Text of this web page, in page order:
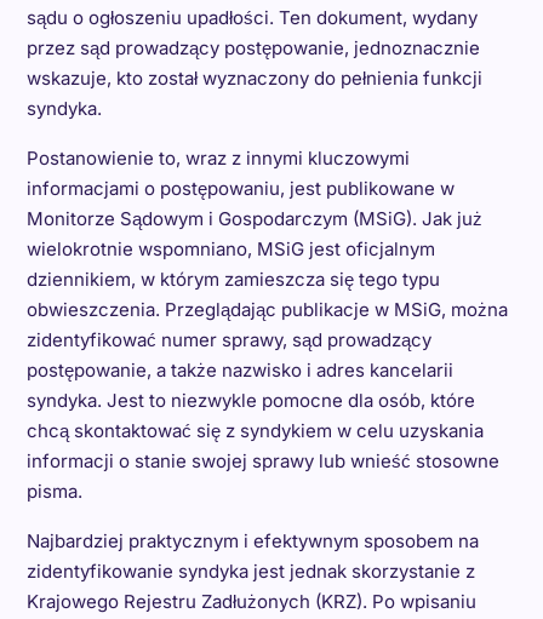
sądu o ogłoszeniu upadłości. Ten dokument, wydany
przez sąd prowadzący postępowanie, jednoznacznie
wskazuje, kto został wyznaczony do pełnienia funkcji
syndyka.
Postanowienie to, wraz z innymi kluczowymi
informacjami o postępowaniu, jest publikowane w
Monitorze Sądowym i Gospodarczym (MSiG). Jak już
wielokrotnie wspomniano, MSiG jest oficjalnym
dziennikiem, w którym zamieszcza się tego typu
obwieszczenia. Przeglądając publikacje w MSiG, można
zidentyfikować numer sprawy, sąd prowadzący
postępowanie, a także nazwisko i adres kancelarii
syndyka. Jest to niezwykle pomocne dla osób, które
chcą skontaktować się z syndykiem w celu uzyskania
informacji o stanie swojej sprawy lub wnieść stosowne
pisma.
Najbardziej praktycznym i efektywnym sposobem na
zidentyfikowanie syndyka jest jednak skorzystanie z
Krajowego Rejestru Zadłużonych (KRZ). Po wpisaniu